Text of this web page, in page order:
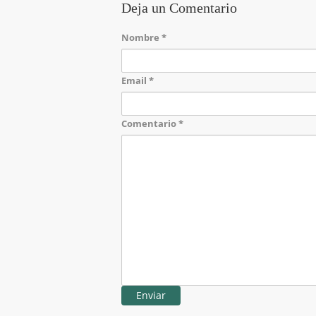
Deja un Comentario
Nombre *
Email *
Comentario*